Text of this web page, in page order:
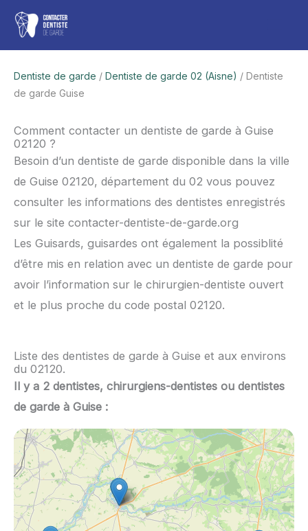
Aller
contenu
Dentiste de garde / Dentiste de garde 02 (Aisne) / Dentiste
de garde Guise
Comment contacter un dentiste de garde à Guise
02120 ?
Besoin d’un dentiste de garde disponible dans la ville
de Guise 02120, département du 02 vous pouvez
consulter les informations des dentistes enregistrés
sur le site contacter-dentiste-de-garde.org
Les Guisards, guisardes ont également la possiblité
d’être mis en relation avec un dentiste de garde pour
avoir l’information sur le chirurgien-dentiste ouvert
et le plus proche du code postal 02120.
Liste des dentistes de garde à Guise et aux environs
du 02120.
Il y a 2 dentistes, chirurgiens-dentistes ou dentistes
de garde à Guise :